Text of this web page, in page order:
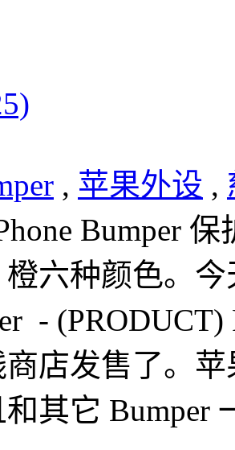
, 苹果外设 ,
Bumper
橙六种颜色。
-
店发售了。苹
其它 Bumper